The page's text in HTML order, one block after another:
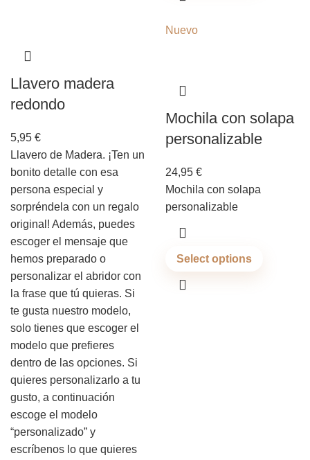
Llavero madera
redondo
5,95 €
Llavero de Madera. ¡Ten un
bonito detalle con esa
persona especial y
sorpréndela con un regalo
original! Además, puedes
escoger el mensaje que
hemos preparado o
personalizar el abridor con
la frase que tú quieras. Si
te gusta nuestro modelo,
solo tienes que escoger el
modelo que prefieres
dentro de las opciones. Si
quieres personalizarlo a tu
gusto, a continuación
escoge el modelo
“personalizado” y
escríbenos lo que quieres
Nuevo
Mochila con solapa
personalizable
24,95 €
Mochila con solapa
personalizable
Select options